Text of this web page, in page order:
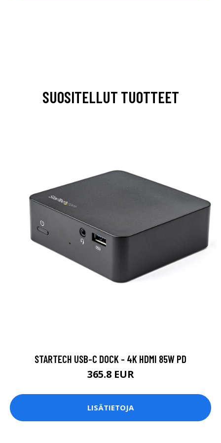
SUOSITELLUT TUOTTEET
STARTECH USB-C DOCK - 4K HDMI 85W PD
365.8 EUR
LISÄTIETOJA